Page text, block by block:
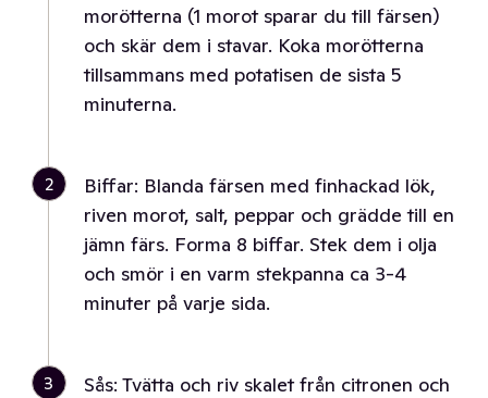
morötterna (1 morot sparar du till färsen)
och skär dem i stavar. Koka morötterna
tillsammans med potatisen de sista 5
minuterna.
2
Biffar: Blanda färsen med finhackad lök,
riven morot, salt, peppar och grädde till en
jämn färs. Forma 8 biffar. Stek dem i olja
och smör i en varm stekpanna ca 3-4
minuter på varje sida.
3
Sås: Tvätta och riv skalet från citronen och